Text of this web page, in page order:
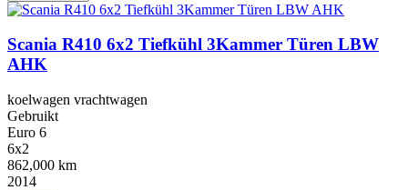
Scania R410 6x2 Tiefkühl 3Kammer Türen LBW
AHK
koelwagen vrachtwagen
Gebruikt
Euro 6
6x2
862,000 km
2014